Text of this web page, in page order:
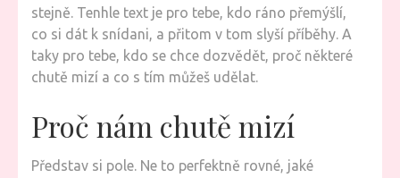
stejně. Tenhle text je pro tebe, kdo ráno přemýšlí,
co si dát k snídani, a přitom v tom slyší příběhy. A
taky pro tebe, kdo se chce dozvědět, proč některé
chutě mizí a co s tím můžeš udělat.
Proč nám chutě mizí
Představ si pole. Ne to perfektně rovné, jaké